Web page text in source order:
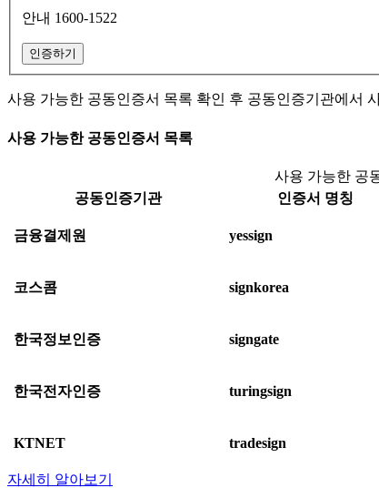
안내 1600-1522
인증하기
사용 가능한 공동인증서 목록 확인 후 공동인증기관에서
사용 가능한 공동인증서 목록
사용 가능한 공
공동인증기관
인증서 명칭
금융결제원 yessign
코스콤 signkorea
한국정보인증 signgate
한국전자인증 turingsign
KTNET tradesign
자세히 알아보기